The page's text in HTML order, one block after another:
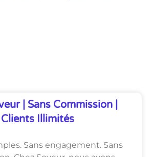
| Sans Commission |
Clients Illimités
Sans engagement. Sans